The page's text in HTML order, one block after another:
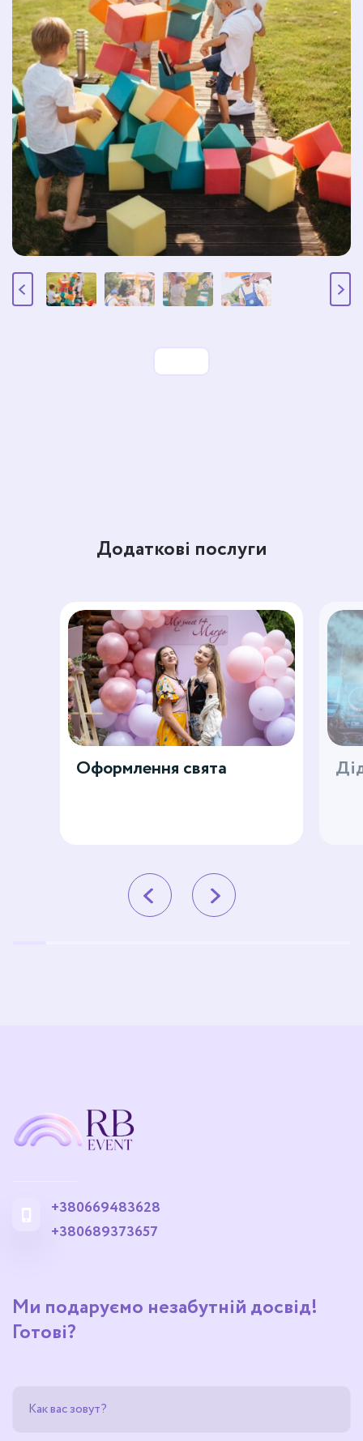
Додаткові послуги
Оформлення свята
Ми подаруємо незабутній досвід!
Готові?
+380669483628
+380689373657